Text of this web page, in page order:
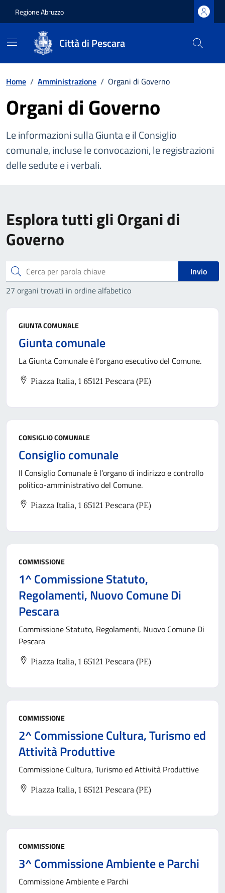
Regione Abruzzo
Città di Pescara
Home / Amministrazione / Organi di Governo
Organi di Governo
Le informazioni sulla Giunta e il Consiglio
comunale, incluse le convocazioni, le registrazioni
delle sedute e i verbali.
Esplora tutti gli Organi di
Governo
Cerca
Invio
27 organi trovati in ordine alfabetico
GIUNTA COMUNALE
Giunta comunale
La Giunta Comunale è l’organo esecutivo del Comune.
Piazza Italia, 1 65121 Pescara (PE)
CONSIGLIO COMUNALE
Consiglio comunale
Il Consiglio Comunale è l’organo di indirizzo e controllo
politico-amministrativo del Comune.
Piazza Italia, 1 65121 Pescara (PE)
COMMISSIONE
1^ Commissione Statuto,
Regolamenti, Nuovo Comune Di
Pescara
Commissione Statuto, Regolamenti, Nuovo Comune Di
Pescara
Piazza Italia, 1 65121 Pescara (PE)
COMMISSIONE
2^ Commissione Cultura, Turismo ed
Attività Produttive
Commissione Cultura, Turismo ed Attività Produttive
Piazza Italia, 1 65121 Pescara (PE)
COMMISSIONE
3^ Commissione Ambiente e Parchi
Commissione Ambiente e Parchi